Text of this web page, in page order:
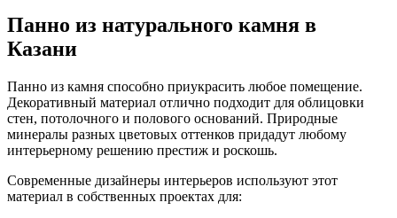
Панно из натурального камня в
Казани
Панно из камня способно приукрасить любое помещение.
Декоративный материал отлично подходит для облицовки
стен, потолочного и полового оснований. Природные
минералы разных цветовых оттенков придадут любому
интерьерному решению престиж и роскошь.
Современные дизайнеры интерьеров используют этот
материал в собственных проектах для: